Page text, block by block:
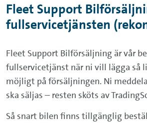
Fleet Support
fullservicetjänsten
Fleet Support Bilförsäljning är vår
fullservicetjänst när ni vill lägga så
möjligt på försäljningen. Ni
ska säljas – resten sköts av
Så snart bilen finns tillgänglig